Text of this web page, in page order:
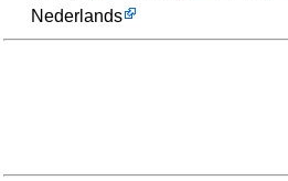
Nederlands